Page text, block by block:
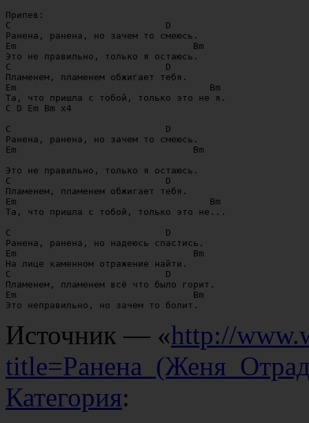
Припев:
C                            D
Ранена, ранена, но зачем то смеюсь.
Em                                Bm
Это не правильно, только я остаюсь.
C                            D
Пламенем, пламенем обжигает тебя.
Em                                   Bm
Та, что пришла с тобой, только это не я.
C D Em Bm x4
C                            D
Ранена, ранена, но зачем то смеюсь.
Em                                Bm
Это не правильно, только я остаюсь.
C                            D
Пламенем, пламенем обжигает тебя.
Em                                   Bm
Та, что пришла с тобой, только это не...
C                            D
Ранена, ранена, но надеюсь спастись.
Em                                Bm
На лице каменном отражение найти.
C                            D
Пламенем, пламенем всё что было горит.
Em                                Bm
Источник — «http://
Категория: